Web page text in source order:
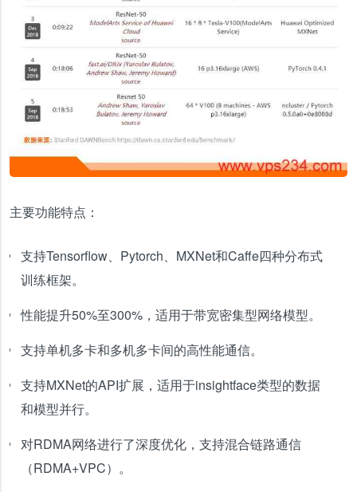
主要功能特点：
支持Tensorflow、Pytorch、MXNet和Caffe四种分布式
训练框架。
性能提升50%至300%，适用于带宽密集型网络模型。
支持单机多卡和多机多卡间的高性能通信。
支持MXNet的API扩展，适用于insightface类型的数据
和模型并行。
对RDMA网络进行了深度优化，支持混合链路通信
（RDMA+VPC）。